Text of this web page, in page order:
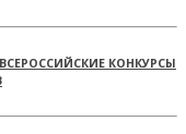
ВСЕРОССИЙСКИЕ КОНКУРСЫ